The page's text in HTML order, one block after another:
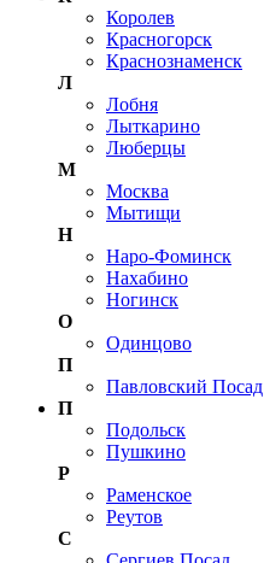
Королев
Красногорск
Краснознаменск
Л
Лобня
Лыткарино
Люберцы
М
Москва
Мытищи
Н
Наро-Фоминск
Нахабино
Ногинск
О
Одинцово
П
Павловский Посад
П
Подольск
Пушкино
Р
Раменское
Реутов
С